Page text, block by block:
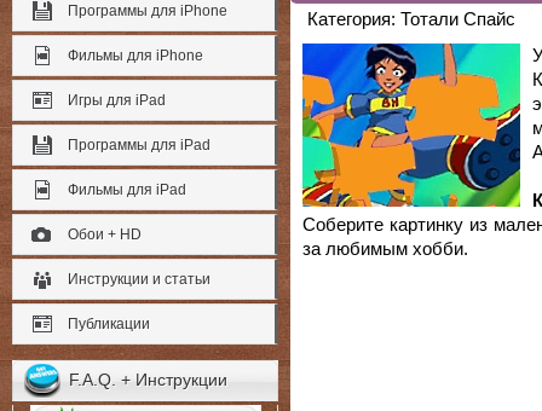
Программы для iPhone
Фильмы для iPhone
Игры для iPad
Программы для iPad
Фильмы для iPad
Обои + HD
Инструкции и статьи
Публикации
F.A.Q. + Инструкции
Категория: Тотали Спайс
Соберите картинку из
за любимым хобби.